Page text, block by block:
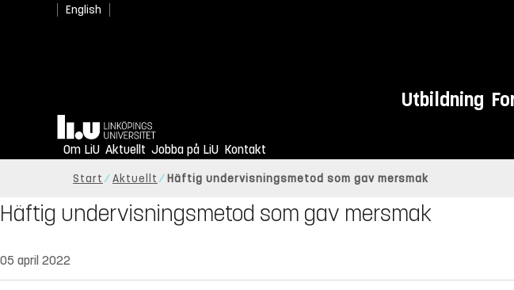
English
Utbildning
Hem
Om LiU Aktuellt Jobba på LiU Kontakt
Start Aktuellt Häftig undervisningsmetod som gav mersmak
Häftig undervisningsmetod som gav mersmak
05 april 2022